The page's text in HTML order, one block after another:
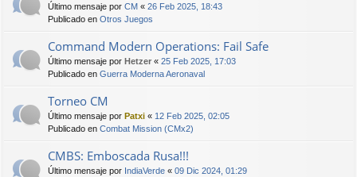
Último mensaje por CM « 26 Feb 2025, 18:43
Publicado en Otros Juegos
Command Modern Operations: Fail Safe
Último mensaje por Hetzer « 25 Feb 2025, 17:03
Publicado en Guerra Moderna Aeronaval
Torneo CM
Último mensaje por Patxi « 12 Feb 2025, 02:05
Publicado en Combat Mission (CMx2)
CMBS: Emboscada Rusa!!!
Último mensaje por IndiaVerde « 09 Dic 2024, 01:29